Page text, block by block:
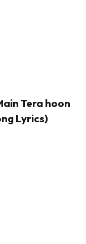
Tera hoon
Lyrics)